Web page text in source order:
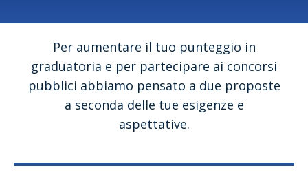
Per aumentare il tuo punteggio in
graduatoria e per partecipare ai concorsi
pubblici abbiamo pensato a due proposte
a seconda delle tue esigenze e
aspettative.